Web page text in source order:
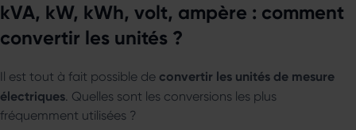
kVA, kW, kWh, volt, ampère : comment
convertir les unités ?
Il est tout à fait possible de convertir les unités de mesure
électriques. Quelles sont les conversions les plus
fréquemment utilisées ?